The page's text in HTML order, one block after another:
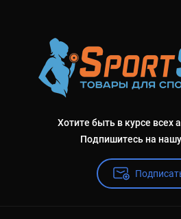
Хотите быть в курсе всех
Подпишитесь на